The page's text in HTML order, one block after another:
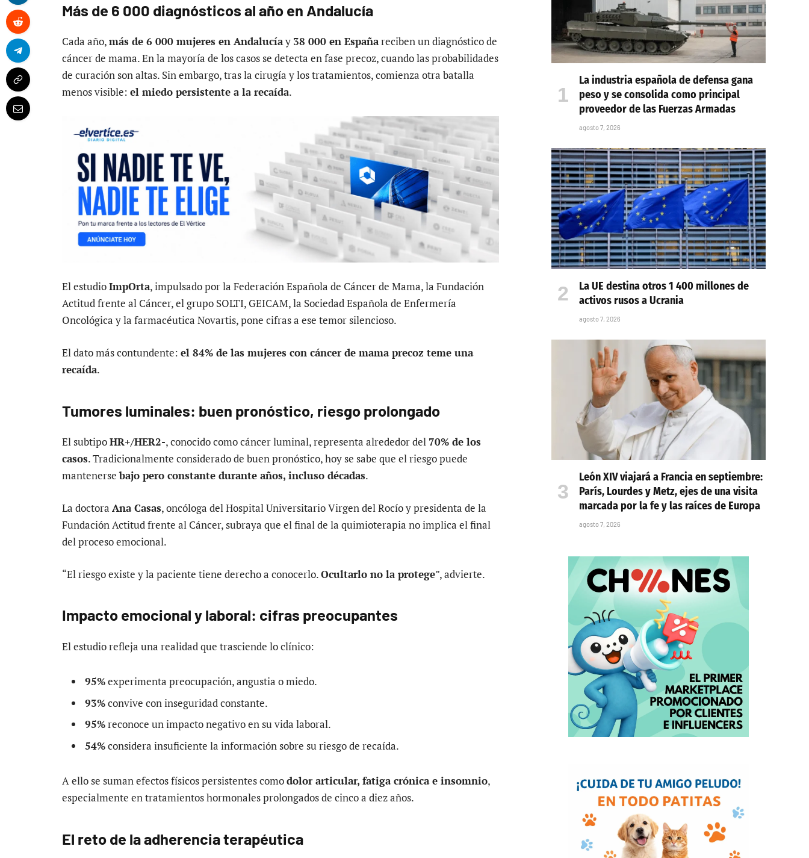
Más de 6 000 diagnósticos al año en Andalucía
Cada año,más de 6 000 mujeres en Andalucíay 38 000 en Españareciben un diagnóstico de
cáncer de mama. En la mayoría de los casos se detecta en fase precoz, cuando las probabilidades
de curación son altas. Sin embargo, tras la cirugía y los tratamientos, comienza otra batalla
menos visible: el miedo persistente a la recaída.
El estudioImpOrta, impulsado por la Federación Española de Cáncer de Mama, la Fundación
Actitud frente al Cáncer, el grupo SOLTI, GEICAM, la Sociedad Española de Enfermería
Oncológica y la farmacéutica Novartis, pone cifras a ese temor silencioso.
El dato más contundente: el 84% de las mujeres con cáncer de mama precoz teme una
recaída.
Tumores luminales: buen pronóstico, riesgo prolongado
El subtipoHR+/HER2-, conocido como cáncer luminal, representa alrededor del 70% de los
casos. Tradicionalmente considerado de buen pronóstico, hoy se sabe que el riesgo puede
mantenersebajo pero constante durante años, incluso décadas.
La doctora Ana Casas, oncóloga del Hospital Universitario Virgen del Rocío y presidenta de la
Fundación Actitud frente al Cáncer, subraya que el final de la quimioterapia no implica el final
del proceso emocional.
“El riesgo existe y la paciente tiene derecho a conocerlo.Ocultarlo no la protege”, advierte.
Impacto emocional y laboral: cifras preocupantes
El estudio refleja una realidad que trasciende lo clínico:
95%experimenta preocupación, angustia o miedo.
93%convive con inseguridad constante.
95%reconoce un impacto negativo en su vida laboral.
54%considera insuficiente la información sobre su riesgo de recaída.
A ello se suman efectos físicos persistentes comodolor articular, fatiga crónica e insomnio,
especialmente en tratamientos hormonales prolongados de cinco a diez años.
El reto de la adherencia terapéutica
La industria española de defensa gana
peso y se consolida como principal
proveedor de las Fuerzas Armadas
agosto 7, 2026
La UE destina otros 1 400 millones de
activos rusos a Ucrania
agosto 7, 2026
León XIV viajará a Francia en septiembre:
París, Lourdes y Metz, ejes de una visita
marcada por la fe y las raíces de Europa
agosto 7, 2026